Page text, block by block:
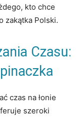
kto chce
zakątka Polski.
Czasu:
czas na łonie
szeroki